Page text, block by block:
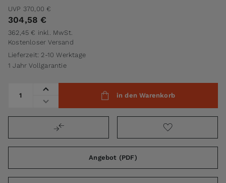
UVP 370,00 €
304,58 €
362,45 € inkl. MwSt.
Kostenloser Versand
Lieferzeit: 2-10 Werktage
1 Jahr Vollgarantie
in den Warenkorb
Angebot (PDF)